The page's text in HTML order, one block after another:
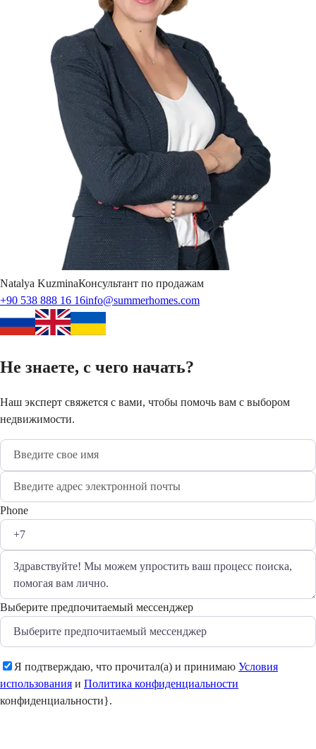
Natalya KuzminaКонсультант по продажам
+90 538 888 16 16info@summerhomes.com
Не знаете, с чего начать?
Наш эксперт свяжется с вами, чтобы помочь вам с выбором
недвижимости.
Phone
Выберите предпочитаемый мессенджер
Я подтверждаю, что прочитал(а) и принимаю Условия
использования и Политика конфиденциальности
конфиденциальности}.